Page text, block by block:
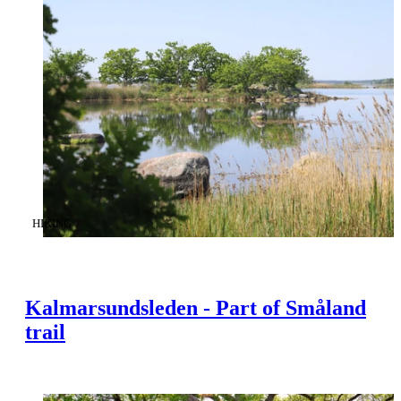
Kalmarsundsleden - Part of Småland
trail
CATEGORY
HIKING